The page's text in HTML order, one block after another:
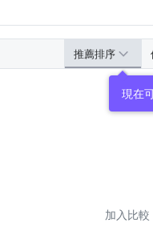
推薦排序
現在
加入比較